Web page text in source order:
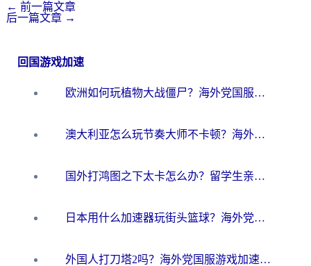
← 前一篇文章
后一篇文章 →
回国游戏加速
欧洲如何玩植物大战僵尸？海外党国服游戏加速避坑指南（附实测对比）
澳大利亚怎么玩节奏大师不卡顿？海外党国服游戏加速终极指南
国外打鸿图之下太卡怎么办？留学生亲测有效的国服游戏加速方案
日本用什么加速器玩街头篮球？海外党国服游戏不卡顿的终极攻略
外国人打刀塔2吗？海外党国服游戏加速避坑全攻略